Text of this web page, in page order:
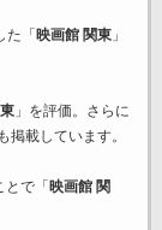
た「 映画館 関東」
」を評価。さらに
掲載しています。
で「 映画館 関